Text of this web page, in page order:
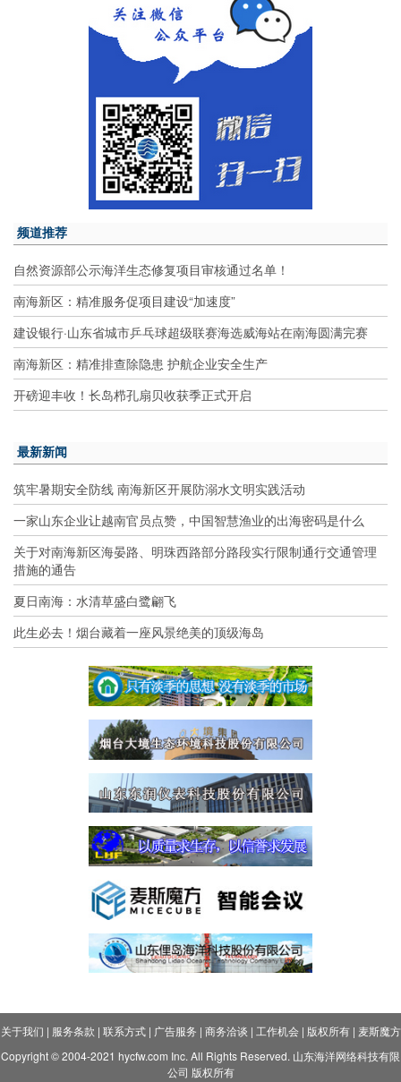
频道推荐
自然资源部公示海洋生态修复项目审核通过名单！
南海新区：精准服务促项目建设“加速度”
建设银行·山东省城市乒乓球超级联赛海选威海站在南海圆满完赛
南海新区：精准排查除隐患 护航企业安全生产
开磅迎丰收！长岛栉孔扇贝收获季正式开启
最新新闻
筑牢暑期安全防线 南海新区开展防溺水文明实践活动
一家山东企业让越南官员点赞，中国智慧渔业的出海密码是什么
关于对南海新区海晏路、明珠西路部分路段实行限制通行交通管理
措施的通告
夏日南海：水清草盛白鹭翩飞
此生必去！烟台藏着一座风景绝美的顶级海岛
关于我们 | 服务条款 | 联系方式| 广告服务 | 商务洽谈 | 工作机会| 版权所有| 麦斯魔方
Copyright © 2004-2021 hycfw.com Inc. All Rights Reserved. 山东海洋网络科技有限
公司 版权所有